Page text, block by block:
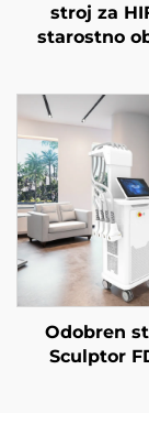
stroj za
starostno
dvigovanje
napenjanje
modeliranje
Odobren
Sculptor